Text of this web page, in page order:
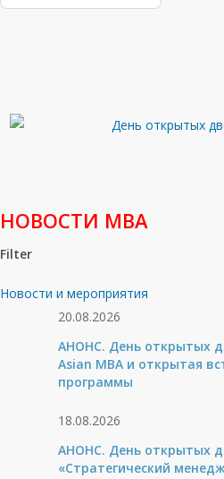
НОВОСТИ МВА
Filter
Новости и мероприятия
20.08.2026
АНОНС. День открытых
Asian MBA и открытая
программы
18.08.2026
АНОНС. День открытых
«Стратегический